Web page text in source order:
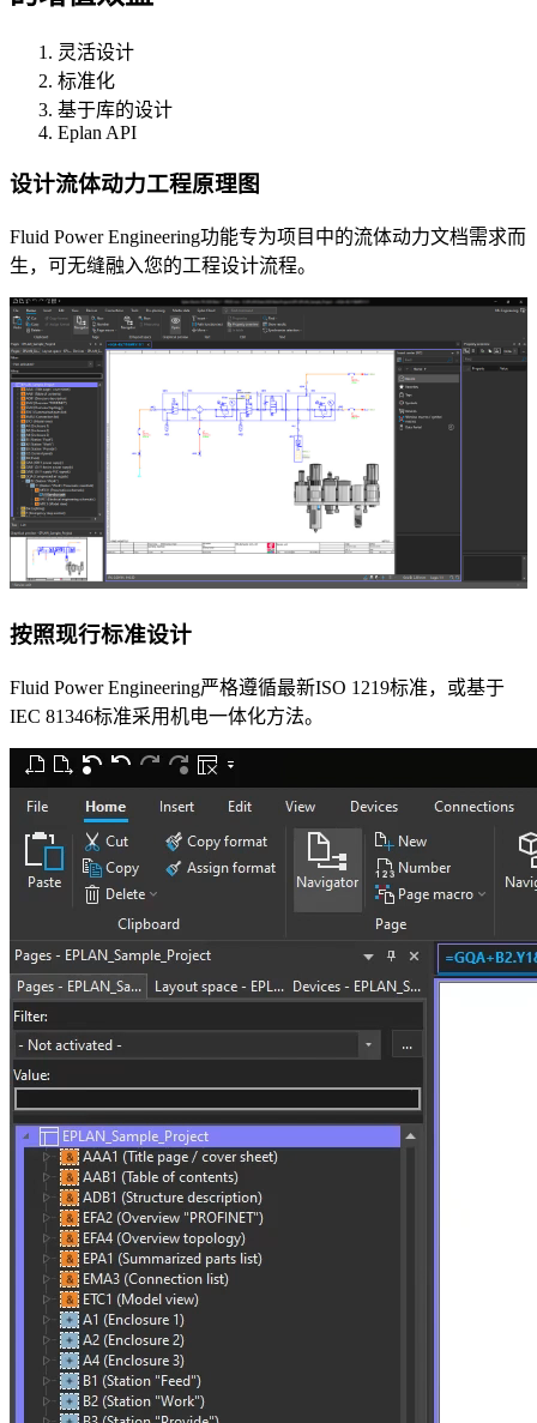
灵活设计
标准化
基于库的设计
Eplan API
设计流体动力工程原理图
Fluid Power Engineering功能专为项目中的流体动力文档需求而
生，可无缝融入您的工程设计流程。
按照现行标准设计
Fluid Power Engineering严格遵循最新ISO 1219标准，或基于
IEC 81346标准采用机电一体化方法。